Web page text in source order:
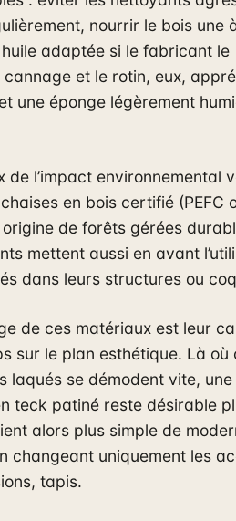
nourrir le bois une
adaptée si le fabricant le
cannage et le rotin, eux,
une éponge légèrement
de l’impact environnemental
en bois certifié (PEFC
de forêts gérées
mettent aussi en avant
dans leurs structures ou
de ces matériaux est leur
sur le plan esthétique. Là où
laqués se démodent vite,
teck patiné reste désirable
alors plus simple de
changeant uniquement les
tapis.